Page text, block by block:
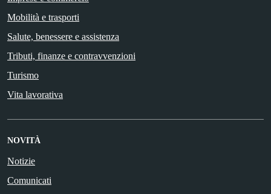
Mobilità e trasporti
Salute, benessere e assistenza
Tributi, finanze e contravvenzioni
Turismo
Vita lavorativa
NOVITÀ
Notizie
Comunicati